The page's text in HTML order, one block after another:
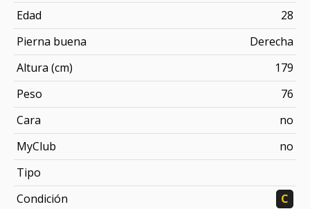
Edad
28
Pierna buena
Derecha
Altura (cm)
179
Peso
76
Cara
no
MyClub
no
Tipo
Condición
C